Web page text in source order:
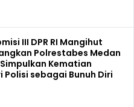
III DPR RI Mangihut
Polrestabes Medan
Kematian
Polisi sebagai Bunuh Diri